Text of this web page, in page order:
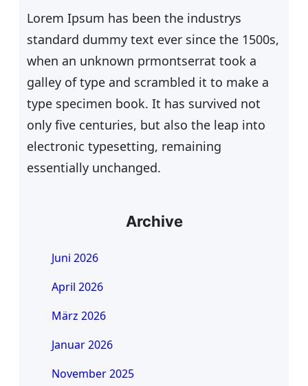
Lorem Ipsum has been the industrys
standard dummy text ever since the 1500s,
when an unknown prmontserrat took a
galley of type and scrambled it to make a
type specimen book. It has survived not
only five centuries, but also the leap into
electronic typesetting, remaining
essentially unchanged.
Archive
Juni 2026
April 2026
März 2026
Januar 2026
November 2025